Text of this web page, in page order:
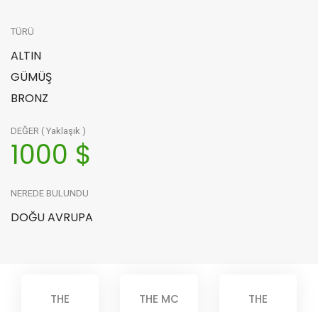
TÜRÜ
ALTIN
GÜMÜŞ
BRONZ
DEĞER ( Yaklaşık )
1000 $
NEREDE BULUNDU
DOĞU AVRUPA
THE
THE MC
THE